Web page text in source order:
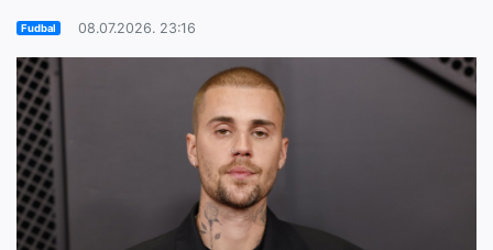
Fudbal 08.07.2026. 23:16